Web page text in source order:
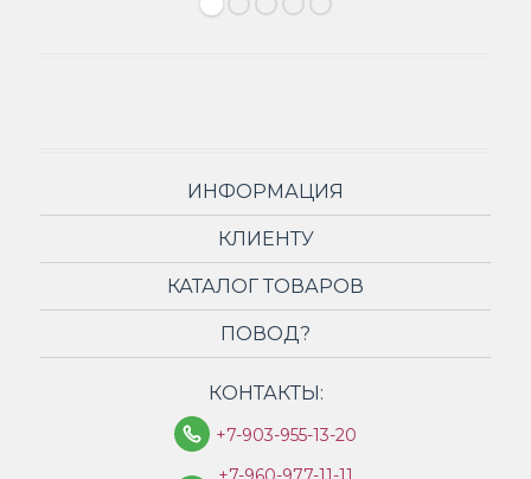
ИНФОРМАЦИЯ
КЛИЕНТУ
КАТАЛОГ ТОВАРОВ
ПОВОД?
КОНТАКТЫ:
+7-903-955-13-20